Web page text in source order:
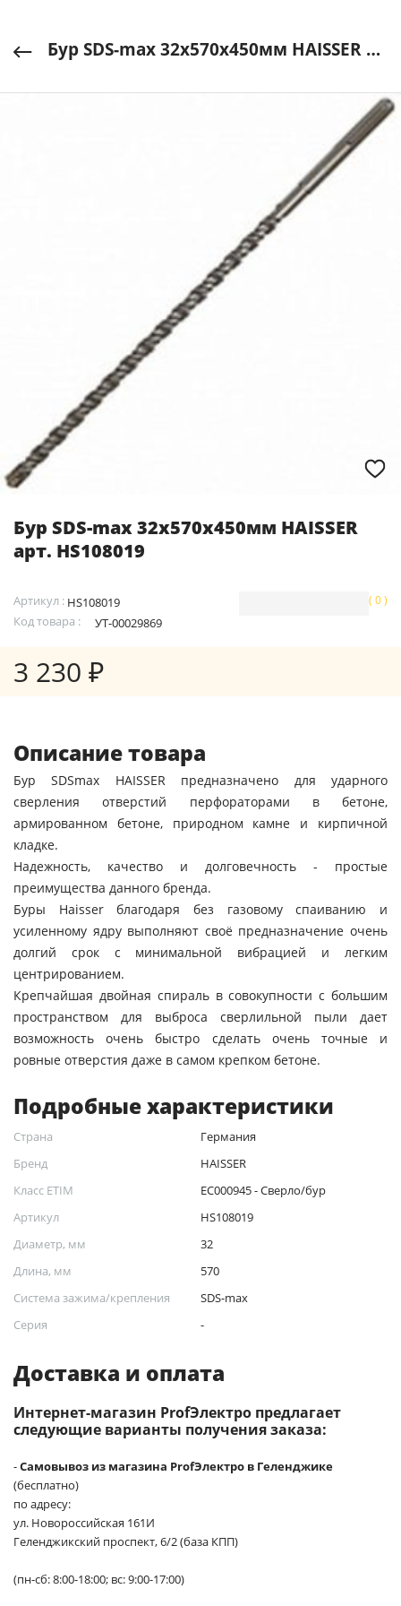
Бур SDS-max 32х570х450мм HAISSER арт. HS108019
Бур SDS-max 32х570х450мм HAISSER
арт. HS108019
Артикул : HS108019
Код товара :
УТ-00029869
( 0 )
3 230 ₽
Описание товара
Бур SDSmax HAISSER предназначено для ударного
сверления отверстий перфораторами в бетоне,
армированном бетоне, природном камне и кирпичной
кладке.
Надежность, качество и долговечность - простые
преимущества данного бренда.
Буры Haisser благодаря без газовому спаиванию и
усиленному ядру выполняют своё предназначение очень
долгий срок с минимальной вибрацией и легким
центрированием.
Крепчайшая двойная спираль в совокупности с большим
пространством для выброса сверлильной пыли дает
возможность очень быстро сделать очень точные и
ровные отверстия даже в самом крепком бетоне.
Подробные характеристики
Страна
Германия
Бренд
HAISSER
Класс ETIM
EC000945 - Сверло/бур
Артикул
HS108019
Диаметр, мм
32
Длина, мм
570
Система зажима/крепления
SDS-max
Серия
-
Доставка и оплата
Интернет-магазин ProfЭлектро предлагает
следующие варианты получения заказа:
-Самовывоз из магазина ProfЭлектро в Геленджике
(бесплатно)
по адресу:
ул. Новороссийская 161И
Геленджикский проспект, 6/2 (база КПП)
(пн-сб: 8:00-18:00; вс: 9:00-17:00)